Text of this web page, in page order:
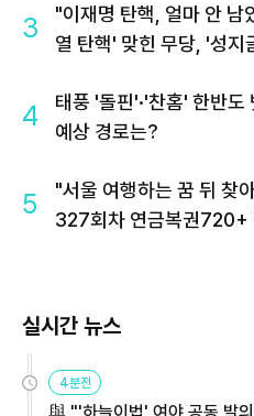
3
"이재명 탄핵, 얼마 안 남
열 탄핵' 맞힌 무당, '성지
4
태풍 '돌핀'·'찬홈' 한반도
예상 경로는?
5
"서울 여행하는 꿈 뒤 찾
327회차 연금복권720+
실시간 뉴스
4분전